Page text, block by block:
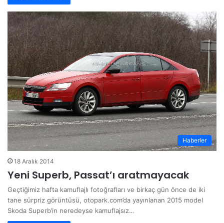
Haberler
18 Aralık 2014
Yeni Superb, Passat’ı aratmayacak
Geçtiğimiz hafta kamuflajlı fotoğrafları ve birkaç gün önce de iki
tane sürpriz görüntüsü, otopark.com’da yayınlanan 2015 model
Skoda Superb’in neredeyse kamuflajsız…